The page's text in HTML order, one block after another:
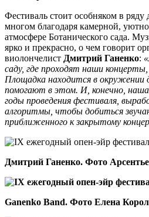
Фестиваль стоит особняком в ряду
многом благодаря камерной,
атмосфере Ботанического сада.
ярко и прекрасно, о чем говорит
виолончелист Дмитрий Ганенко:
саду, где проходят наши
Площадка находится в окружении
помогают в этом. И, конечно, наша
годы проведения фестиваля,
алгоритмы, чтобы добиться
приближенного к закрытому
Дмитрий Ганенко. Фото
Ganenko Band. Фото Елена